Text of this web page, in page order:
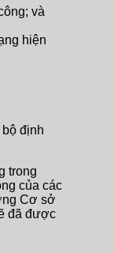
và
hiện
định
trong
của các
Cơ sở
đã được